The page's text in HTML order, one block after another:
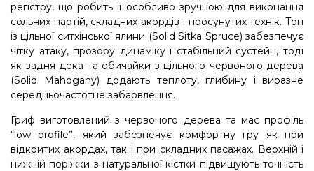
регістру, що робить її особливо зручною для виконання
сольних партій, складних акордів і просунутих технік. Топ
із цільної ситхінської ялини (Solid Sitka Spruce) забезпечує
чітку атаку, прозору динаміку і стабільний сустейн, тоді
як задня дека та обичайки з цільного червоного дерева
(Solid Mahogany) додають теплоту, глибину і виразне
середньочастотне забарвлення.
Гриф виготовлений з червоного дерева та має профіль
“low profile”, який забезпечує комфортну гру як при
відкритих акордах, так і при складних пасажах. Верхній і
нижній поріжки з натуральної кістки підвищують точність